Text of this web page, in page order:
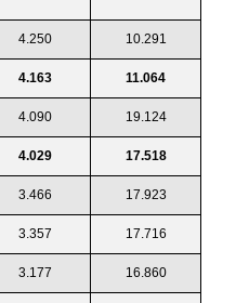
4.250 10.291
4.163 11.064
4.090 19.124
4.029 17.518
3.466 17.923
3.357 17.716
3.177 16.860